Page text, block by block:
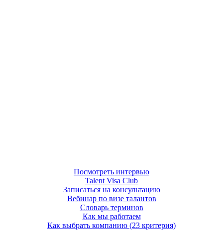
Посмотреть интервью
Talent Visa Club
Записаться на консультацию
Вебинар по визе талантов
Словарь терминов
Как мы работаем
Как выбрать компанию (23 критерия)